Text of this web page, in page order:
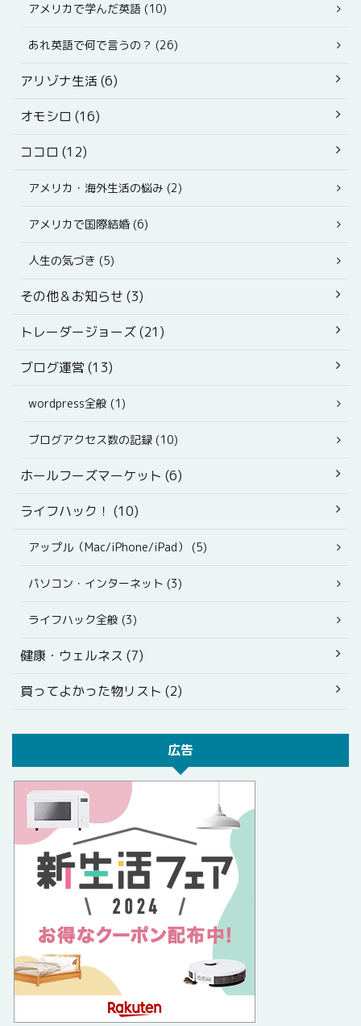
アメリカで学んだ英語 (10)
あれ英語で何で言うの？ (26)
アリゾナ生活 (6)
オモシロ (16)
ココロ (12)
アメリカ・海外生活の悩み (2)
アメリカで国際結婚 (6)
人生の気づき (5)
その他＆お知らせ (3)
トレーダージョーズ (21)
ブログ運営 (13)
wordpress全般 (1)
ブログアクセス数の記録 (10)
ホールフーズマーケット (6)
ライフハック！ (10)
アップル（Mac/iPhone/iPad） (5)
パソコン・インターネット (3)
ライフハック全般 (3)
健康・ウェルネス (7)
買ってよかった物リスト (2)
広告